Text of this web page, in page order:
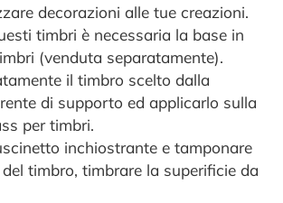
decorazioni alle tue creazioni.
timbri è necessaria la base in
(venduta separatamente).
il timbro scelto dalla
di supporto ed applicarlo sulla
per timbri.
inchiostrante e tamponare
timbro, timbrare la superificie da